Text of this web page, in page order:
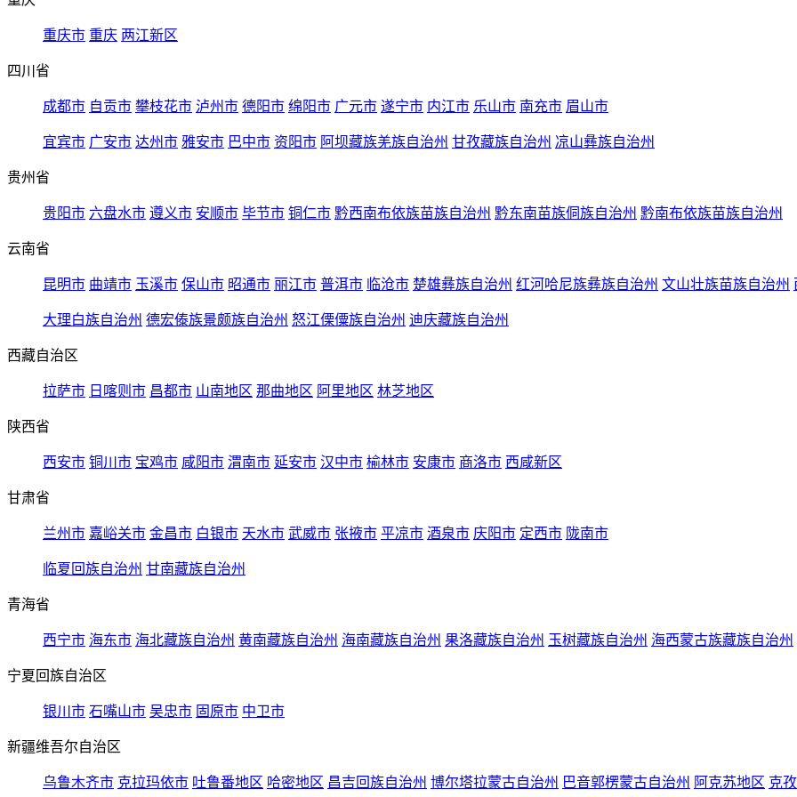
重庆市 重庆 两江新区
四川省
成都市 自贡市 攀枝花市 泸州市 德阳市 绵阳市 广元市 遂宁市 内江市 乐山市 南充市 眉山市
宜宾市 广安市 达州市 雅安市 巴中市 资阳市 阿坝藏族羌族自治州 甘孜藏族自治州 凉山彝族自治州
贵州省
贵阳市 六盘水市 遵义市 安顺市 毕节市 铜仁市 黔西南布依族苗族自治州 黔东南苗族侗族自治州 黔南布依族苗族自治州
云南省
昆明市 曲靖市 玉溪市 保山市 昭通市 丽江市 普洱市 临沧市 楚雄彝族自治州 红河哈尼族彝族自治州 文山壮族苗族自治州
大理白族自治州 德宏傣族景颇族自治州 怒江傈僳族自治州 迪庆藏族自治州
西藏自治区
拉萨市 日喀则市 昌都市 山南地区 那曲地区 阿里地区 林芝地区
陕西省
西安市 铜川市 宝鸡市 咸阳市 渭南市 延安市 汉中市 榆林市 安康市 商洛市 西咸新区
甘肃省
兰州市 嘉峪关市 金昌市 白银市 天水市 武威市 张掖市 平凉市 酒泉市 庆阳市 定西市 陇南市
临夏回族自治州 甘南藏族自治州
青海省
西宁市 海东市 海北藏族自治州 黄南藏族自治州 海南藏族自治州 果洛藏族自治州 玉树藏族自治州 海西蒙古族藏族自治州
宁夏回族自治区
银川市 石嘴山市 吴忠市 固原市 中卫市
新疆维吾尔自治区
乌鲁木齐市 克拉玛依市 吐鲁番地区 哈密地区 昌吉回族自治州 博尔塔拉蒙古自治州 巴音郭楞蒙古自治州 阿克苏地区 克